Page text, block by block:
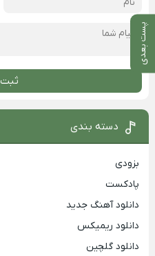
پست بعدی
ثبت
دسته بندی
بزودی
پادکست
دانلود آهنگ جدید
دانلود ریمیکس
دانلود گلچین